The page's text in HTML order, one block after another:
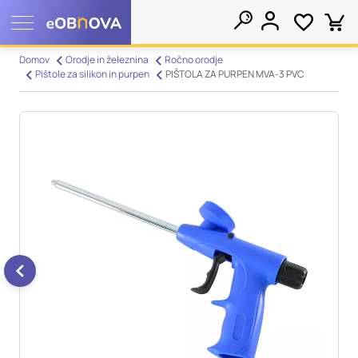
Domov Orodje in železnina
Ročno orodje
Pištole za silikon in purpen
PIŠTOLA ZA PURPEN MVA-3 PVC
Nastavitve piškotkov
nastavitve, vašo napravo ali pa skrbijo, da vaše spletno mesto
deluje v skladu z vašimi pričakovanji. Te informacije običajno
ne razkrivajo neposredno vaše identitete, vendar vam lahko
zagotovijo bolj prilagojeno spletno uporabniško izkušnjo.
Nekatere vrste piškotkov lahko zavrnete. Klikajte različna
imena kategorij, da si ogledate več informacij in spremenite
privzete nastavitve. Blokiranje določenih vrst piškotkov vpliva
na vašo uporabo tega spletnega mesta in naše storitve.